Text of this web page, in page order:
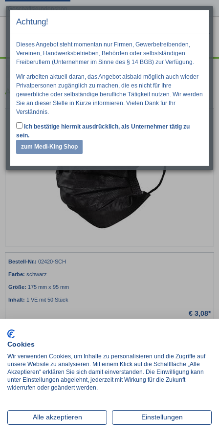
Geschäftskundenshop
Menu Suche
AMPRI Med-Comfort OP Maske
02420-SCH
schwarz
175 mm x 95 mm
1 VE mit 50 Stück
€ 3,08*
Lieferzeit ca. 2-3 Werktage
im Zulauf, Wiederbeschaffungszeit ca. 1 Woche
Artikel wird auftragsbezogen für Sie beschafft, Lieferzeit nach Absprache
Details
Achtung!
Dieses Angebot steht momentan nur Firmen, Gewerbetreibenden,
Vereinen, Handwerksbetrieben, Behörden oder selbstständigen
Freiberuflern (Unternehmer im Sinne des § 14 BGB) zur Verfügung.
Wir arbeiten aktuell daran, das Angebot alsbald möglich auch wieder
Privatpersonen zugänglich zu machen, die es nicht für Ihre
gewerbliche oder selbständige berufliche Tätigkeit nutzen. Wir werden
Sie an dieser Stelle in Kürze informieren. Vielen Dank für Ihr
Verständnis.
Ich bestätige hiermit ausdrücklich, als Unternehmer tätig zu
sein.
zum Medi-King Shop
Cookies
Wir verwenden Cookies, um Inhalte zu personalisieren und die Zugriffe auf
unsere Website zu analysieren. Mit einem Klick auf die Schaltfläche „Alle
Akzeptieren“ erklären Sie sich damit einverstanden. Die Einwilligung kann
unter Einstellungen abgelehnt, jederzeit mit Wirkung für die Zukunft
widerrufen oder geändert werden.
Alle akzeptieren Einstellungen